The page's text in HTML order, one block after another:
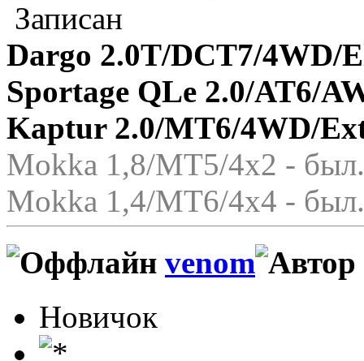
Записан
Dargo 2.0T/DCT7/4WD/
Sportage QLe 2.0/AT6/
Kaptur 2.0/MT6/4WD/
Mokka 1,8/МТ5/4x2 -
Mokka 1,4/МТ6/4x4 -
venom
Новичок